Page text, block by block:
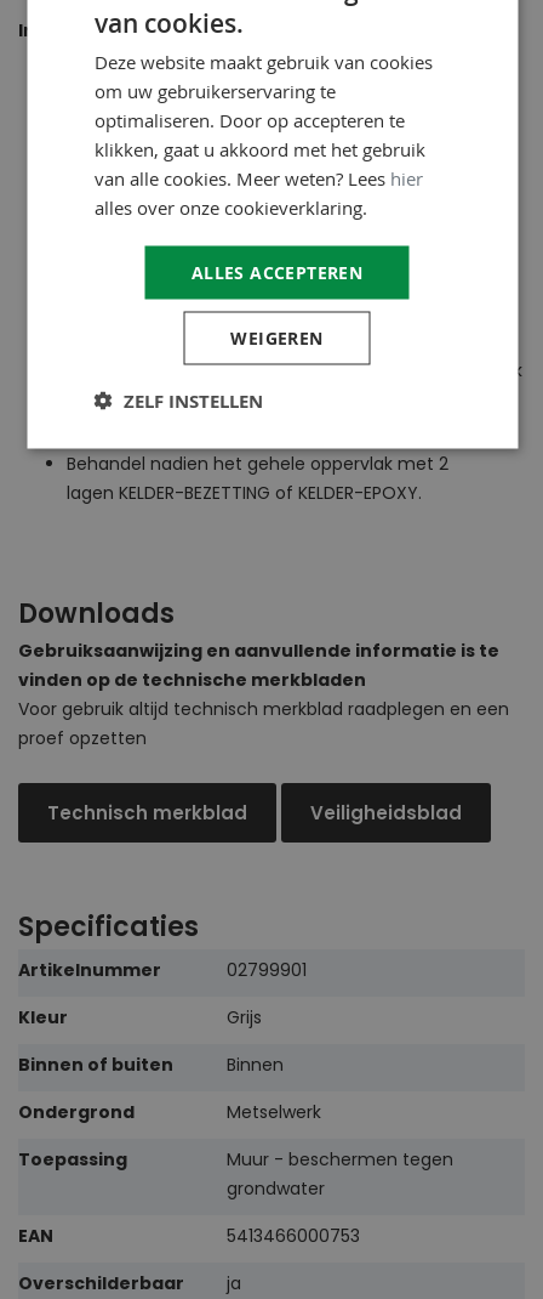
Instructie
Kap scheuren, gaten en voegen met een beitel open
met een breedte en diepte van min. 2 cm.
Spoel al het vuil en losse deeltjes weg met
zuiver leidingwater.
Meng 4 delen WATERDRUK-STOP poeder met 1 deel
zuiver leidingwater van ca. 20°C en meng tot er een
klontervrije en stevige massa ontstaat. Meng nooit
langer als nodig en maak nooit meer dan er in 3 min.
kan worden verwerkt.
Pers WATERDRUK-STOP krachtig in de opening en druk
1 à 2 min. krachtig zonder te bewegen en verwijder
Behandel nadien het gehele oppervlak met 2
lagen KELDER-BEZETTING of KELDER-EPOXY.
Downloads
Gebruiksaanwijzing en aanvullende informatie is te
vinden op de technische merkbladen
Voor gebruik altijd technisch merkblad raadplegen en een
proef opzetten
Technisch merkblad Veiligheidsblad
Specificaties
Meer
Artikelnummer
02799901
Kleur
Grijs
Binnen of buiten
Binnen
Ondergrond
Metselwerk
Toepassing
Muur - beschermen tegen
grondwater
EAN
5413466000753
Overschilderbaar
ja
van cookies.
Deze website maakt gebruik van cookies
om uw gebruikerservaring te
optimaliseren. Door op accepteren te
klikken, gaat u akkoord met het gebruik
van alle cookies. Meer weten? Lees hier
alles over onze cookieverklaring.
ALLES ACCEPTEREN
WEIGEREN
ZELF INSTELLEN